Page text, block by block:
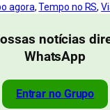
agora, Tempo no RS,
notícias
WhatsApp
Entrar no Grupo